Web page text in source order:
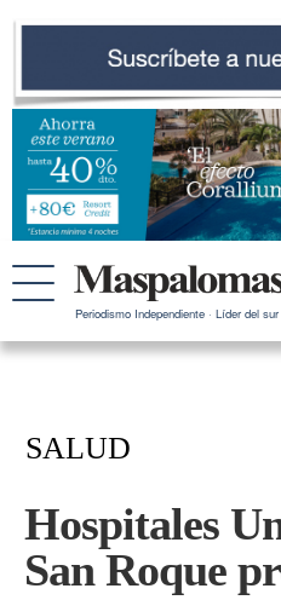
Periodismo Independiente · Líder del
SALUD
Hospitales
San Roque